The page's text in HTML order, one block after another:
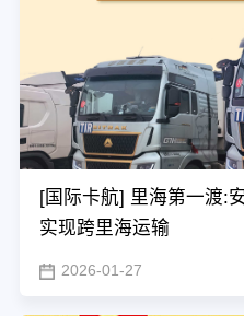
[国际卡航] 里海第一渡:
实现跨里海运输
2026-01-27